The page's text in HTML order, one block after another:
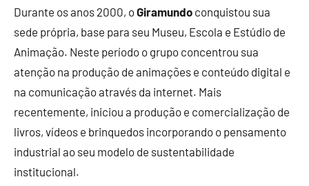
Durante os anos 2000, oGiramundo conquistou sua
sede própria, base para seu Museu, Escola e Estúdio de
Animação. Neste período o grupo concentrou sua
atenção na produção de animações e conteúdo digital e
na comunicação através da internet. Mais
recentemente, iniciou a produção e comercialização de
livros, vídeos e brinquedos incorporando o pensamento
industrial ao seu modelo de sustentabilidade
institucional.